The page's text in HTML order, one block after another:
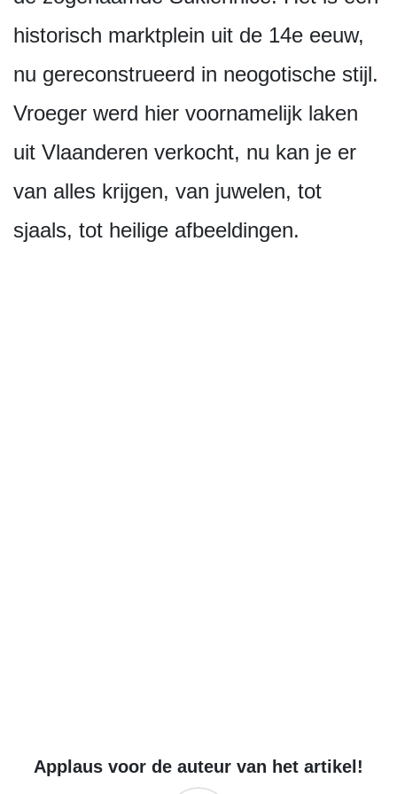
historisch marktplein uit de 14e eeuw,
nu gereconstrueerd in neogotische stijl.
Vroeger werd hier voornamelijk laken
uit Vlaanderen verkocht, nu kan je er
van alles krijgen, van juwelen, tot
sjaals, tot heilige afbeeldingen.
Applaus voor de auteur van het artikel!